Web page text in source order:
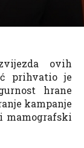
ovih
prihvatio je
hrane
kampanje
mamografski